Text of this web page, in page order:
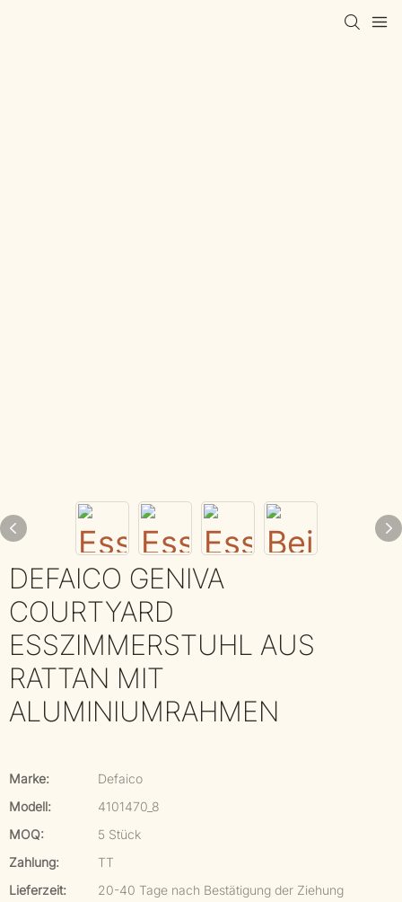
DEFAICO GENIVA
COURTYARD
ESSZIMMERSTUHL AUS
RATTAN MIT
ALUMINIUMRAHMEN
Marke:
Defaico
Modell:
4101470_8
MOQ:
5 Stück
Zahlung:
TT
Lieferzeit:
20-40 Tage nach Bestätigung der Ziehung